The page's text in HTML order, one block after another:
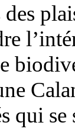
des
qui se